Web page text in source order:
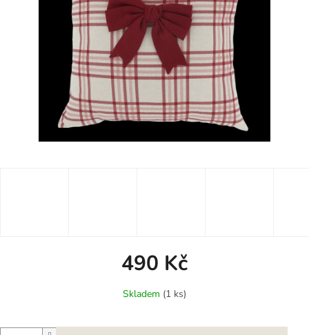
490 Kč
Měrná
cena:
Skladem (1 ks)